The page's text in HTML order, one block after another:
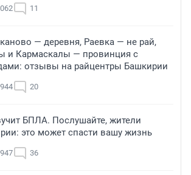
11
— деревня, Раевка — не рай,
и Кармаскалы — провинция с
отзывы на райцентры Башкирии
20
БПЛА. Послушайте, жители
это может спасти вашу жизнь
36